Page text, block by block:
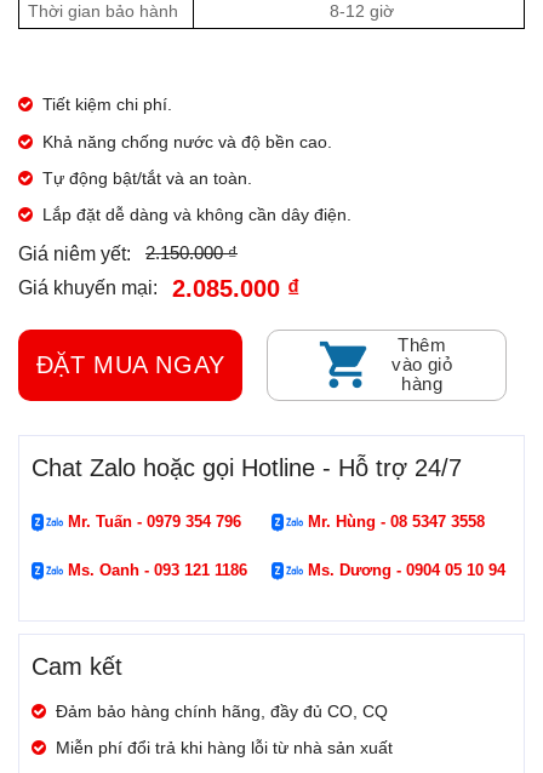
Thời gian bảo hành
8-12 giờ
Tiết kiệm chi phí.
Khả năng chống nước và độ bền cao.
Tự động bật/tắt và an toàn.
Lắp đặt dễ dàng và không cần dây điện.
Giá niêm yết:
2.150.000 ₫
Giá khuyến mại:
2.085.000 ₫
ĐẶT MUA NGAY
Thêm
vào giỏ
hàng
Chat Zalo hoặc gọi Hotline - Hỗ trợ 24/7
Mr. Tuấn - 0979 354 796 Mr. Hùng - 08 5347 3558
Ms. Oanh - 093 121 1186 Ms. Dương - 0904 05 10 94
Cam kết
Đảm bảo hàng chính hãng, đầy đủ CO, CQ
Miễn phí đổi trả khi hàng lỗi từ nhà sản xuất